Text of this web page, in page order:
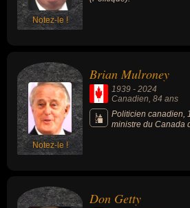
Notez-le !
Notez-le !
Brian Mulroney
1939 - 2024
Canadien , 84 ans
Politicien canadien,
ministre du Canada
Don Getty